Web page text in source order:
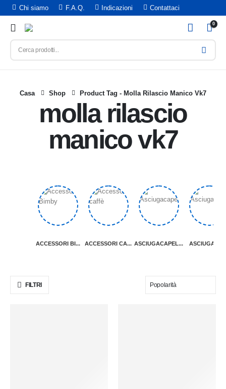
Chi siamo F.A.Q. Indicazioni Contattaci
0
Casa Shop Product Tag - Molla Rilascio Manico Vk7
molla rilascio
manico vk7
ACCESSORI BI... ACCESSORI CA... ASCIUGACAPEL...
FILTRI